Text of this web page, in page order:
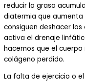
reducir la grasa
diatermia que
consiguen deshacer
activa el drenaje
hacemos que el
colágeno perdido.
La falta de ejercicio o